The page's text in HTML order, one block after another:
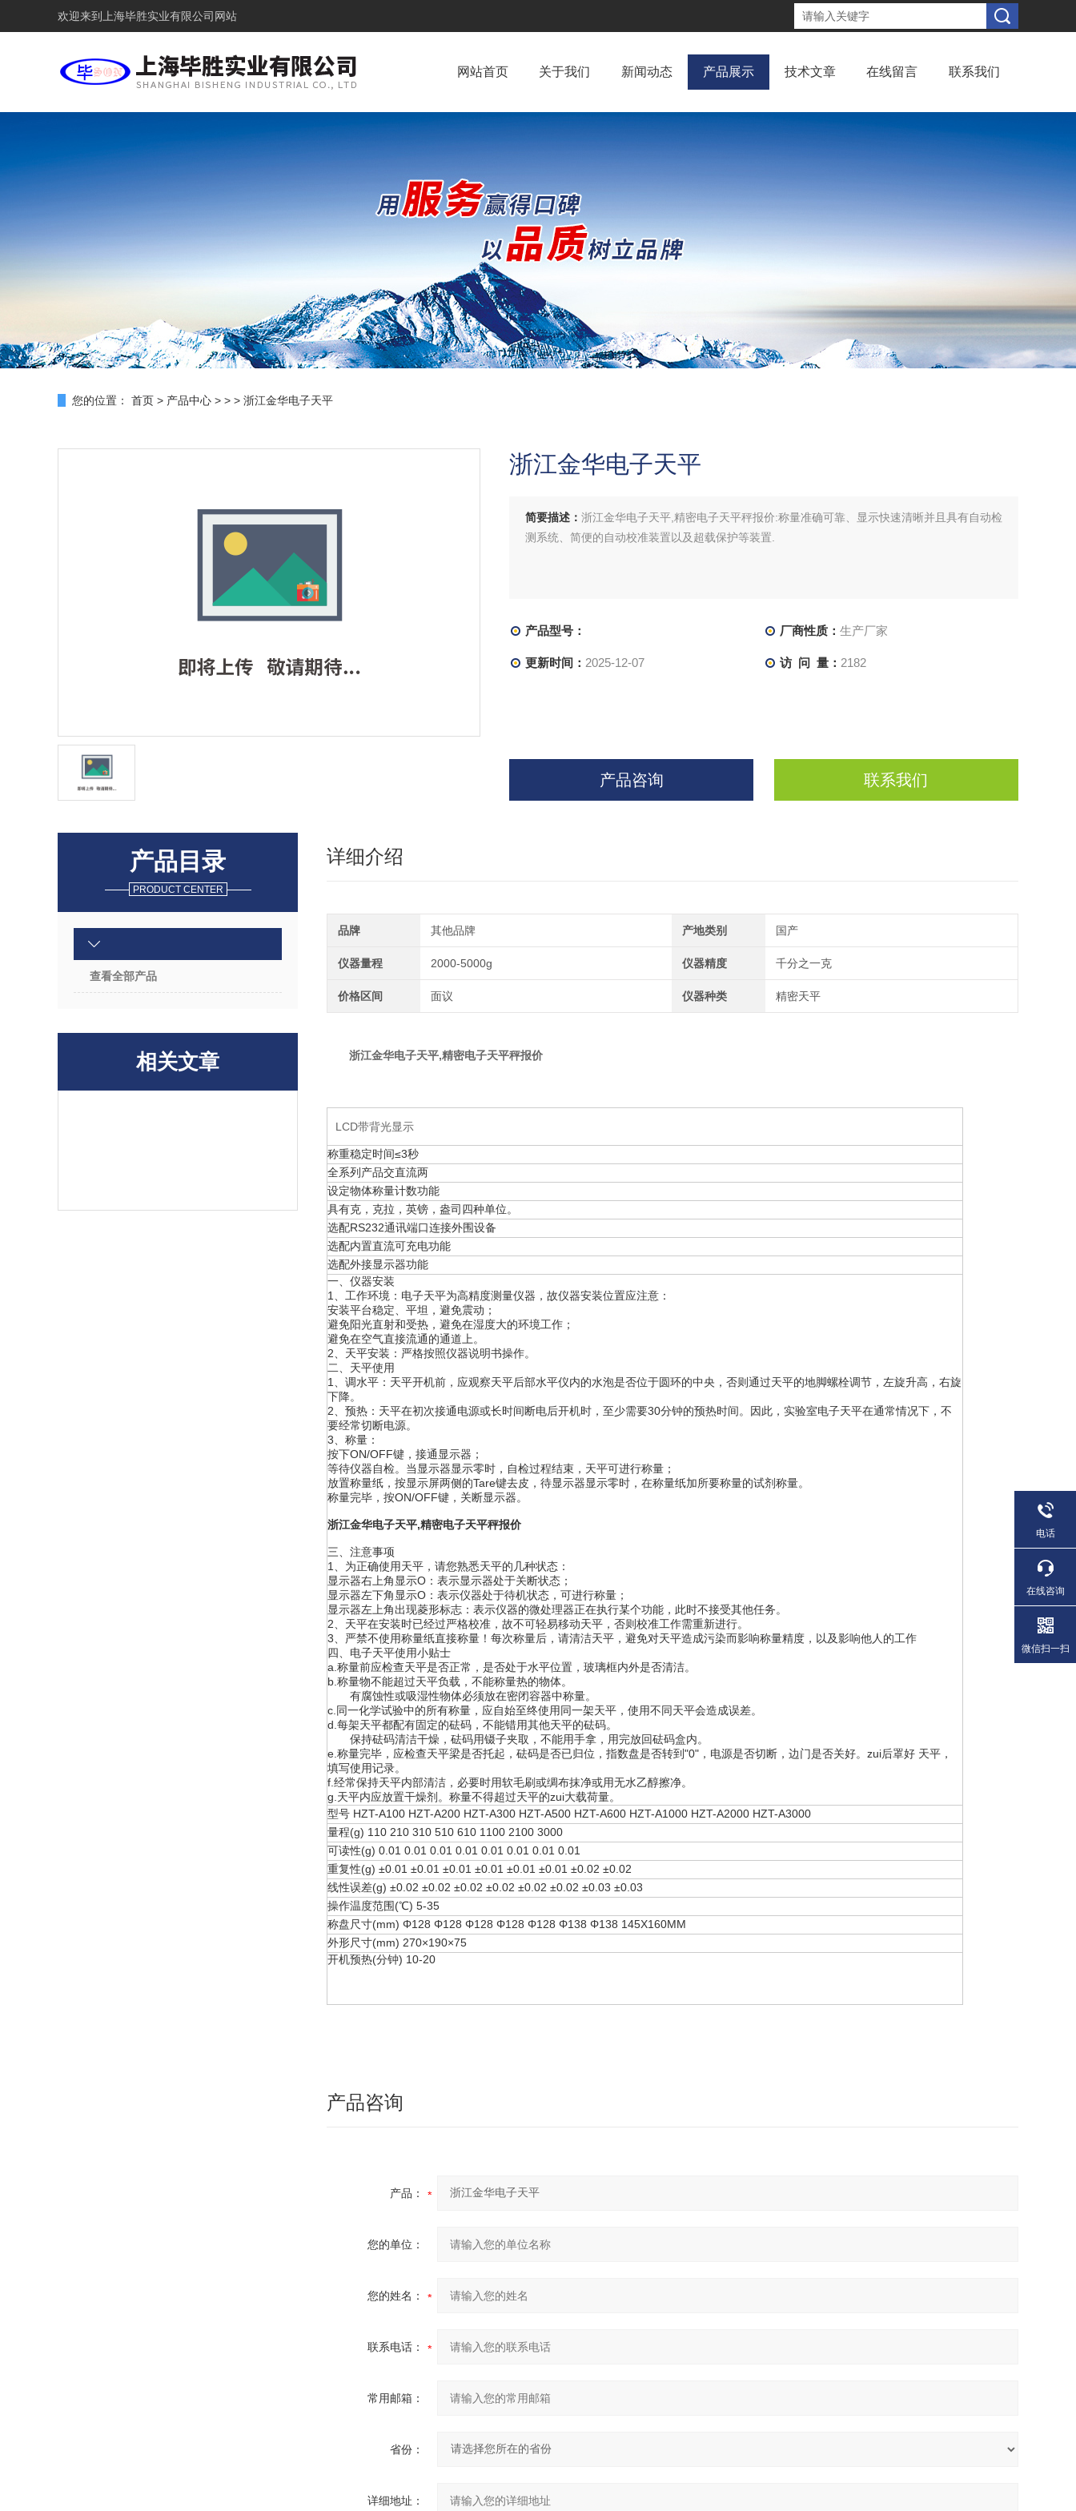
欢迎来到 上海毕胜实业有限公司网站
网站首页 关于我们 新闻动态 产品展示 技术文章 在线留言 联系我们
您的位置： 首页 > 产品中心 > > > 浙江金华电子天平
浙江金华电子天平
简要描述： 浙江金华电子天平,精密电子天平秤报价:称量准确可靠、显示快速清晰并且具有自动检
测系统、简便的自动校准装置以及超载保护等装置.
产品型号： 厂商性质： 生产厂家
更新时间： 2025-12-07 访 问 量： 2182
产品咨询 联系我们
产品目录
PRODUCT CENTER
查看全部产品
相关文章
详细介绍
品牌 其他品牌 产地类别 国产
仪器量程 2000-5000g 仪器精度 千分之一克
价格区间 面议 仪器种类 精密天平
浙江金华电子天平,精密电子天平秤报价
LCD带背光显示
称重稳定时间≤3秒
全系列产品交直流两
设定物体称量计数功能
具有克，克拉，英镑，盎司四种单位。
选配RS232通讯端口连接外围设备
选配内置直流可充电功能
选配外接显示器功能
一、仪器安装
1、工作环境：电子天平为高精度测量仪器，故仪器安装位置应注意：
安装平台稳定、平坦，避免震动；
避免阳光直射和受热，避免在湿度大的环境工作；
避免在空气直接流通的通道上。
2、天平安装：严格按照仪器说明书操作。
二、天平使用
1、调水平：天平开机前，应观察天平后部水平仪内的水泡是否位于圆环的中央，否则通过天平的地脚螺栓调节，左旋升高，右旋
下降。
2、预热：天平在初次接通电源或长时间断电后开机时，至少需要30分钟的预热时间。因此，实验室电子天平在通常情况下，不
要经常切断电源。
3、称量：
按下ON/OFF键，接通显示器；
等待仪器自检。当显示器显示零时，自检过程结束，天平可进行称量；
放置称量纸，按显示屏两侧的Tare键去皮，待显示器显示零时，在称量纸加所要称量的试剂称量。
称量完毕，按ON/OFF键，关断显示器。
浙江金华电子天平,精密电子天平秤报价
三、注意事项
1、为正确使用天平，请您熟悉天平的几种状态：
显示器右上角显示O：表示显示器处于关断状态；
显示器左下角显示O：表示仪器处于待机状态，可进行称量；
显示器左上角出现菱形标志：表示仪器的微处理器正在执行某个功能，此时不接受其他任务。
2、天平在安装时已经过严格校准，故不可轻易移动天平，否则校准工作需重新进行。
3、严禁不使用称量纸直接称量！每次称量后，请清洁天平，避免对天平造成污染而影响称量精度，以及影响他人的工作
四、电子天平使用小贴士
a.称量前应检查天平是否正常，是否处于水平位置，玻璃框内外是否清洁。
b.称量物不能超过天平负载，不能称量热的物体。
有腐蚀性或吸湿性物体必须放在密闭容器中称量。
c.同一化学试验中的所有称量，应自始至终使用同一架天平，使用不同天平会造成误差。
d.每架天平都配有固定的砝码，不能错用其他天平的砝码。
保持砝码清洁干燥，砝码用镊子夹取，不能用手拿，用完放回砝码盒内。
e.称量完毕，应检查天平梁是否托起，砝码是否已归位，指数盘是否转到"0"，电源是否切断，边门是否关好。zui后罩好 天平，
填写使用记录。
f.经常保持天平内部清洁，必要时用软毛刷或绸布抹净或用无水乙醇擦净。
g.天平内应放置干燥剂。称量不得超过天平的zui大载荷量。
型号 HZT-A100 HZT-A200 HZT-A300 HZT-A500 HZT-A600 HZT-A1000 HZT-A2000 HZT-A3000
量程(g) 110 210 310 510 610 1100 2100 3000
可读性(g) 0.01 0.01 0.01 0.01 0.01 0.01 0.01 0.01
重复性(g) ±0.01 ±0.01 ±0.01 ±0.01 ±0.01 ±0.01 ±0.02 ±0.02
线性误差(g) ±0.02 ±0.02 ±0.02 ±0.02 ±0.02 ±0.02 ±0.03 ±0.03
操作温度范围(℃) 5-35
称盘尺寸(mm) Φ128 Φ128 Φ128 Φ128 Φ128 Φ138 Φ138 145X160MM
外形尺寸(mm) 270×190×75
开机预热(分钟) 10-20
产品咨询
产品：
您的单位：
您的姓名：
联系电话：
常用邮箱：
省份：
详细地址：
电话
在线咨询
微信扫一扫